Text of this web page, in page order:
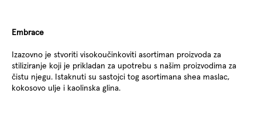
Embrace
Izazovno je stvoriti visokoučinkoviti asortiman proizvoda za
stiliziranje koji je prikladan za upotrebu s našim proizvodima za
čistu njegu. Istaknuti su sastojci tog asortimana shea maslac,
kokosovo ulje i kaolinska glina.